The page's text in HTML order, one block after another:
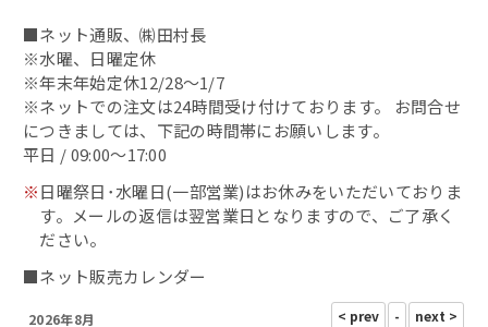
蟹の缶詰
へしこ漬
浜焼き鯖
出汁・削り節
鯖カレー
■ネット通販、㈱田村長
※水曜、日曜定休
※年末年始定休12/28～1/7
※ネットでの注文は24時間受け付けております。 お問合せ
につきましては、下記の時間帯にお願いします。
平日 / 09:00～17:00
※日曜祭日･水曜日(一部営業)はお休みをいただいておりま
す。メールの返信は翌営業日となりますので、ご了承く
ださい。
■ネット販売カレンダー
2026年8月